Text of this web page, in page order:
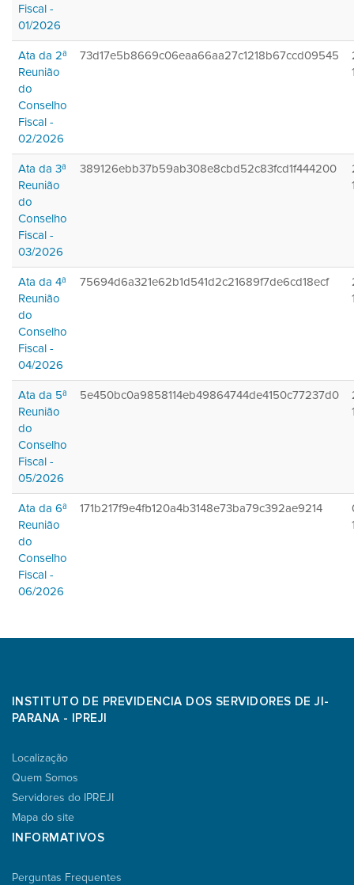
Fiscal -
01/2026
Ata da 2ª
Reunião
do
Conselho
Fiscal -
02/2026
73d17e5b8669c06eaa66aa27c1218b67ccd09545
Ata da 3ª
Reunião
do
Conselho
Fiscal -
03/2026
389126ebb37b59ab308e8cbd52c83fcd1f444200
Ata da 4ª
Reunião
do
Conselho
Fiscal -
04/2026
75694d6a321e62b1d541d2c21689f7de6cd18ecf
Ata da 5ª
Reunião
do
Conselho
Fiscal -
05/2026
5e450bc0a9858114eb49864744de4150c77237d0
Ata da 6ª
Reunião
do
Conselho
Fiscal -
06/2026
171b217f9e4fb120a4b3148e73ba79c392ae9214
INSTITUTO DE PREVIDENCIA DOS SERVIDORES DE JI-
PARANA - IPREJI
Localização
Quem Somos
Servidores do IPREJI
Mapa do site
INFORMATIVOS
Perguntas Frequentes